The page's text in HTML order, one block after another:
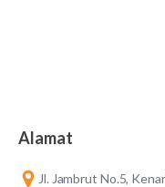
Alamat
Jl. Jambrut No.5,